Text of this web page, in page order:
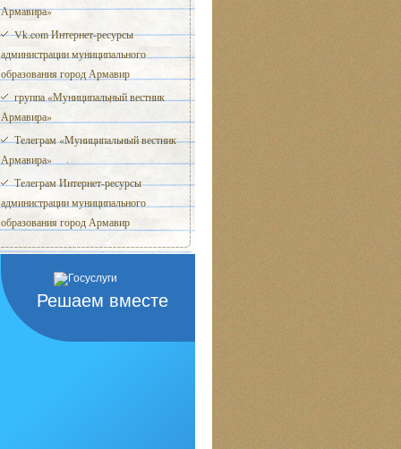
Армавира»
Vk.com Интернет-ресурсы
администрации муниципального
образования город Армавир
группа «Муниципальный вестник
Армавира»
Телеграм «Муниципальный вестник
Армавира»
Телеграм Интернет-ресурсы
администрации муниципального
образования город Армавир
Решаем вместе